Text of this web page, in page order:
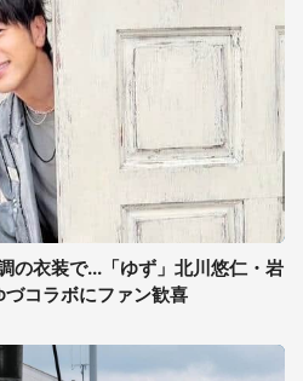
の衣装で...「ゆず」北川悠仁・岩
コラボにファン歓喜